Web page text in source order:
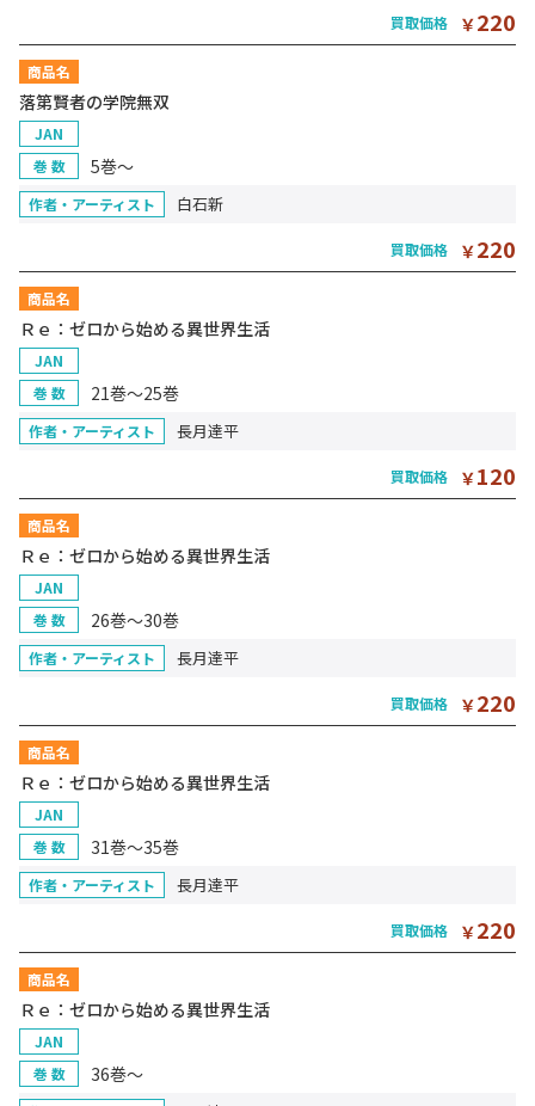
買取価格 ￥220
商品名
落第賢者の学院無双
JAN
巻 数
5巻～
作者・アーティスト 白石新
買取価格 ￥220
商品名
Ｒｅ：ゼロから始める異世界生活
JAN
巻 数
21巻～25巻
作者・アーティスト 長月達平
買取価格 ￥120
商品名
Ｒｅ：ゼロから始める異世界生活
JAN
巻 数
26巻～30巻
作者・アーティスト 長月達平
買取価格 ￥220
商品名
Ｒｅ：ゼロから始める異世界生活
JAN
巻 数
31巻～35巻
作者・アーティスト 長月達平
買取価格 ￥220
商品名
Ｒｅ：ゼロから始める異世界生活
JAN
巻 数
36巻～